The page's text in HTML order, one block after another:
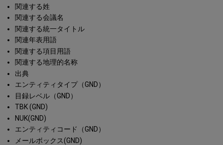
関連する姓
関連する会議名
関連する統一タイトル
関連年表用語
関連する項目用語
関連する地理的名称
出典
エンティティタイプ（GND）
目録レベル（GND）
TBK (GND)
NUK(GND)
エンティティコード（GND）
メールボックス(GND)